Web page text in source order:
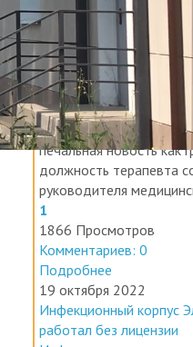
16 ноября 2022
Штраф на миллион
Информация
Дело врачей
Работал в одной из ЦРБ
терапевт, работал
его и не слышно. В один
печальная новость как
должность терапевта
руководителя
1
1866 Просмотров
Комментариев: 0
Подробнее
19 октября 2022
Инфекционный корпус
работал без лицензии